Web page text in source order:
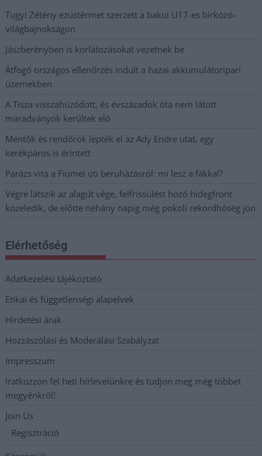
Tugyi Zétény ezüstérmet szerzett a bakui U17-es birkózó-
világbajnokságon
Jászberényben is korlátozásokat vezetnek be
Átfogó országos ellenőrzés indult a hazai akkumulátoripari
üzemekben
A Tisza visszahúzódott, és évszázadok óta nem látott
maradványok kerültek elő
Mentők és rendőrök lepték el az Ady Endre utat, egy
kerékpáros is érintett
Parázs vita a Fiumei úti beruházásról: mi lesz a fákkal?
Végre látszik az alagút vége, felfrissülést hozó hidegfront
közeledik, de előtte néhány napig még pokoli rekordhőség jön
Elérhetőség
Adatkezelési tájékoztató
Etikai és függetlenségi alapelvek
Hirdetési árak
Hozzászólási és Moderálási Szabályzat
Impresszum
Iratkozzon fel heti hírlevelünkre és tudjon meg még többet
megyénkről!
Join Us
Regisztráció